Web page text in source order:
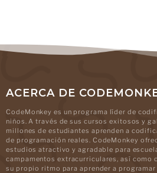
ACERCA DE
CodeMonkey es un programa líder de
niños. A través de sus cursos exitosos y
millones de estudiantes aprenden a
de programación reales. CodeMonkey
estudios atractivo y agradable para
campamentos extracurriculares, así como
su propio ritmo para aprender a programar